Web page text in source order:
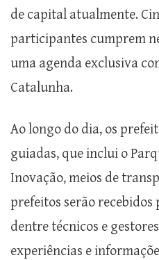
de capital atualmente.
participantes cumprem
uma agenda exclusiva
Catalunha.
Ao longo do dia, os
guiadas, que inclui o
Inovação, meios de
prefeitos serão recebidos
dentre técnicos e
experiências e